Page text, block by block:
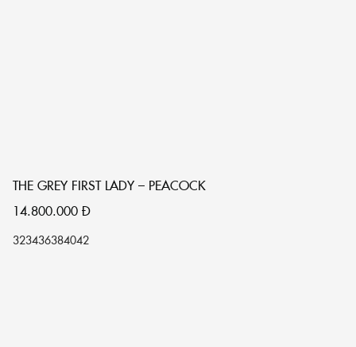
THE GREY FIRST LADY – PEACOCK
14.800.000 Đ
323436384042